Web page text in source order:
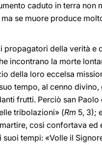
caduto in terra non
se muore produce
propagatori della verità e
incontrano la morte
della loro eccelsa
tempo, al cenno divino,
frutti. Perciò san Paolo
tribolazioni» (Rm 5, 3);
così confortava ed
suoi tempi: «Volle il